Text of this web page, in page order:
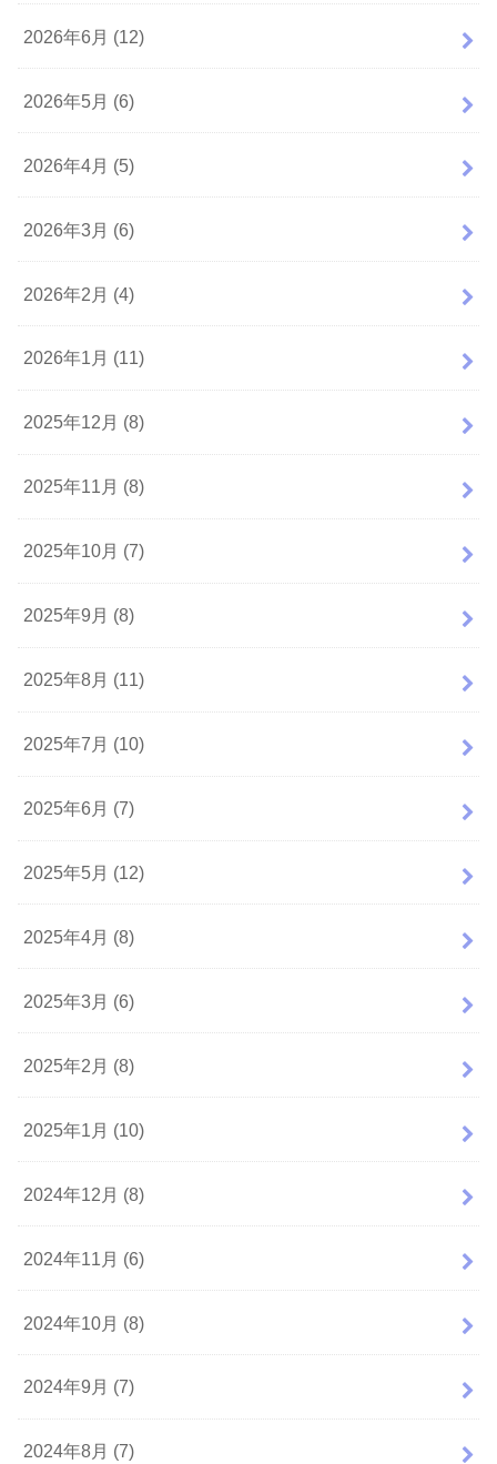
2026年6月 (12)
2026年5月 (6)
2026年4月 (5)
2026年3月 (6)
2026年2月 (4)
2026年1月 (11)
2025年12月 (8)
2025年11月 (8)
2025年10月 (7)
2025年9月 (8)
2025年8月 (11)
2025年7月 (10)
2025年6月 (7)
2025年5月 (12)
2025年4月 (8)
2025年3月 (6)
2025年2月 (8)
2025年1月 (10)
2024年12月 (8)
2024年11月 (6)
2024年10月 (8)
2024年9月 (7)
2024年8月 (7)